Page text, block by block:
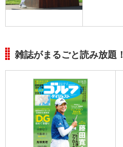
雑誌がまるごと読み放題！